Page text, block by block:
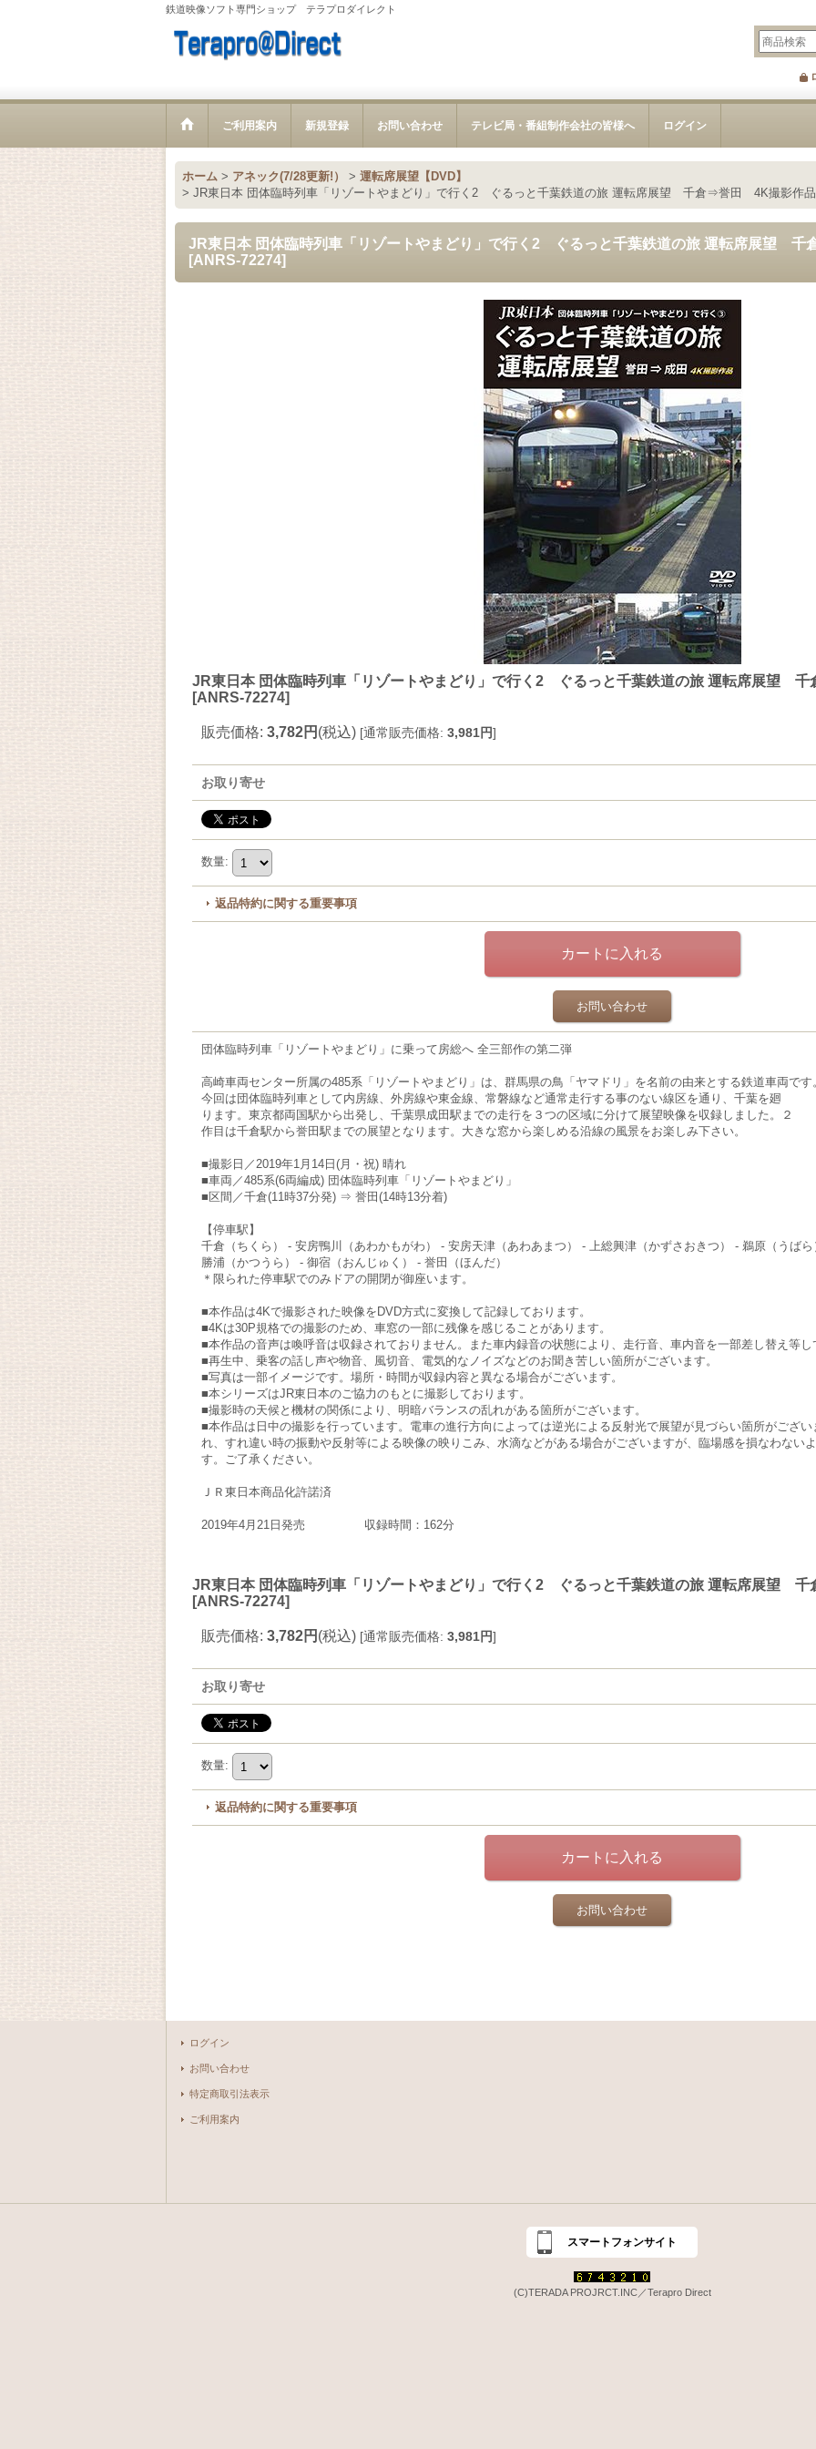
鉄道映像ソフト専門ショップ テラプロダイレクト
ご利用案内 新規登録 お問い合わせ テレビ局・番組制作会社の皆様へ ログイン
ホーム > アネック(7/28更新!） > 運転席展望【DVD】
> JR東日本 団体臨時列車「リゾートやまどり」で行く2 ぐるっと千葉鉄道の旅 運転席展望 千倉⇒誉田 4K撮影作
JR東日本 団体臨時列車「リゾートやまどり」で行く2 ぐるっと千葉鉄道の旅 運転席展望
[ANRS-72274]
JR東日本 団体臨時列車「リゾートやまどり」で行く2 ぐるっと千葉鉄道の旅 運転席展望
[ANRS-72274]
販売価格: 3,782円 (税込) [通常販売価格: 3,981円]
お取り寄せ
数量:
返品特約に関する重要事項
お問い合わせ
団体臨時列車「リゾートやまどり」に乗って房総へ 全三部作の第二弾
高崎車両センター所属の485系「リゾートやまどり」は、群馬県の鳥「ヤマドリ」を名前の由来とする鉄道車両です
今回は団体臨時列車として内房線、外房線や東金線、常磐線など通常走行する事のない線区を通り、千葉を廻
ります。東京都両国駅から出発し、千葉県成田駅までの走行を３つの区域に分けて展望映像を収録しました。２
作目は千倉駅から誉田駅までの展望となります。大きな窓から楽しめる沿線の風景をお楽しみ下さい。
■撮影日／2019年1月14日(月・祝) 晴れ
■車両／485系(6両編成) 団体臨時列車「リゾートやまどり」
■区間／千倉(11時37分発) ⇒ 誉田(14時13分着)
【停車駅】
千倉（ちくら） - 安房鴨川（あわかもがわ） - 安房天津（あわあまつ） - 上総興津（かずさおきつ） - 鵜原（うばら
勝浦（かつうら） - 御宿（おんじゅく） - 誉田（ほんだ）
＊限られた停車駅でのみドアの開閉が御座います。
■本作品は4Kで撮影された映像をDVD方式に変換して記録しております。
■4Kは30P規格での撮影のため、車窓の一部に残像を感じることがあります。
■本作品の音声は喚呼音は収録されておりません。また車内録音の状態により、走行音、車内音を一部差し替え等
■再生中、乗客の話し声や物音、風切音、電気的なノイズなどのお聞き苦しい箇所がございます。
■写真は一部イメージです。場所・時間が収録内容と異なる場合がございます。
■本シリーズはJR東日本のご協力のもとに撮影しております。
■撮影時の天候と機材の関係により、明暗バランスの乱れがある箇所がございます。
■本作品は日中の撮影を行っています。電車の進行方向によっては逆光による反射光で展望が見づらい箇所がござ
れ、すれ違い時の振動や反射等による映像の映りこみ、水滴などがある場合がございますが、臨場感を損なわない
す。ご了承ください。
ＪＲ東日本商品化許諾済
2019年4月21日発売 収録時間：162分
JR東日本 団体臨時列車「リゾートやまどり」で行く2 ぐるっと千葉鉄道の旅 運転席展望
[ANRS-72274]
販売価格: 3,782円 (税込) [通常販売価格: 3,981円]
お取り寄せ
数量:
返品特約に関する重要事項
お問い合わせ
ログイン
お問い合わせ
特定商取引法表示
ご利用案内
スマートフォンサイト
(C)TERADA PROJRCT.INC／Terapro Direct